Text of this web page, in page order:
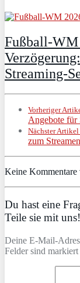
Fußball-WM
Streaming-
Vorheriger
Angebote für
Nächster Artikel
zum Streamen
Keine Kommentare
Du hast eine
Teile sie mit uns!
Deine E-Mail-
Felder sind